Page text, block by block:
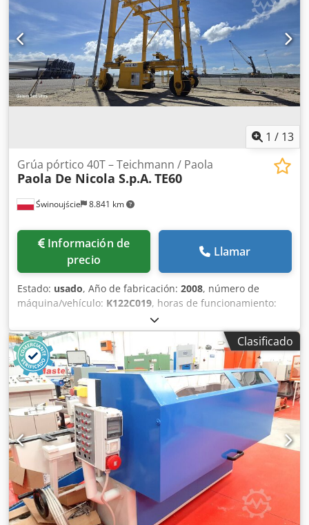
con el producto): 1.4301 / AISI 304 Ejecución: De pared
simple Tapa domo: 80x97 mm Presión de trabajo según
placa de características: 5 bar Dimensiones del depósito:
Diámetro exterior: 300 mm Altura cilíndrica: 500 mm Altura
total: 930 mm Anchura total: 450 mm Longitud total: 470
mm Materiales: Interior: 1.4301 / AISI 304 Exterior: 1.4301 /
AISI 304 Equipamiento: Placa de características: Sí
1 / 13
Świnoujście 8.841 km
Grúa pórtico 40T – Teichmann / Paola
Paola De Nicola S.p.A. TE60
Información de
precio
Llamar
Estado: usado, Año de fabricación: 2008, número de
máquina/vehículo: K122C019, horas de funcionamiento:
, Grúa pórtico de 40 toneladas – Teichmann / Paola
De Nicola Se vende una grúa pórtico con una capacidad de
elevación de 40 toneladas, tras una modernización integral
realizada en 2025 por Teichmann GmbH. La máquina está
en perfecto estado de funcionamiento, con las
certificaciones y la documentación técnica completas y
actualizadas. Datos básicos: • Fabricante: Paola De Nicola
S.p.A. • Año de fabricación: 2008 • Modernización: 2025
(Teichmann GmbH) • Capacidad de elevación: 4 carros x
15T (total 40T) • Número de serie: K122C019 • Dimensiones:
aproximadamente 11.000 x 11.000 x 15.450 mm (A x L x Al)
• Altura bajo el travesaño: aproximadamente 12.800 mm •
Velocidad de elevación: 4,0 / 8,0 m/min • Velocidad del
carro: 12 m/min • Velocidad de desplazamiento: 90 m/min
Dodozick Iepfx Aa Esck • Motor: Diésel Ubicación:
Clasificado